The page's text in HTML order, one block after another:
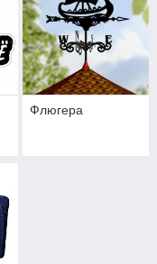
Флюгера